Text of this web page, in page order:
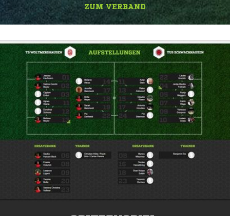
ZUM VERBAND